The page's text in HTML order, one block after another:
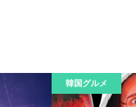
韓国グルメ